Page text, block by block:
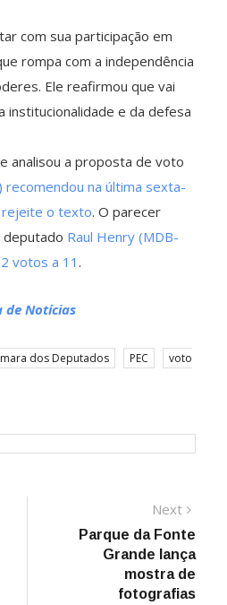
com sua participação em
rompa com a independência
Ele reafirmou que vai
institucionalidade e da defesa
analisou a proposta de voto
recomendou na última sexta-
rejeite o texto. O parecer
Raul Henry (MDB-
votos a 11 .
de Notícias
dos Deputados PEC
voto
Next
Parque da Fonte
Grande lança
mostra de
fotografias